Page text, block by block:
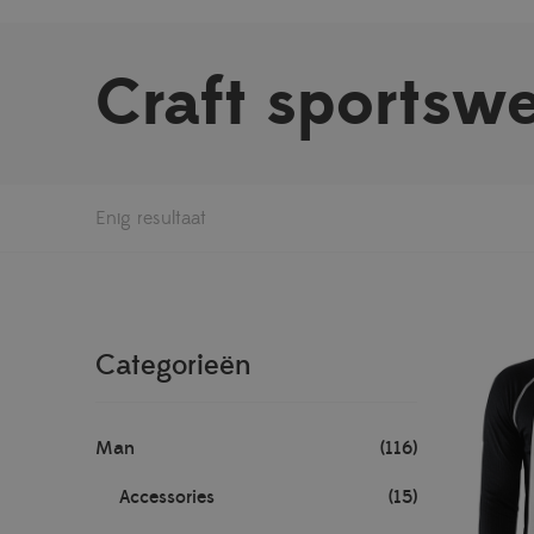
Craft
Enig resultaat
Categorieën
Man (116)
Accessories (15)